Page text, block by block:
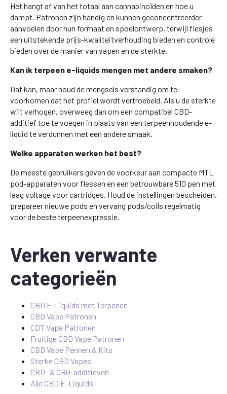
Het hangt af van het totaal aan cannabinoïden en hoe u
dampt. Patronen zijn handig en kunnen geconcentreerder
aanvoelen door hun formaat en spoelontwerp, terwijl flesjes
een uitstekende prijs-kwaliteitverhouding bieden en controle
bieden over de manier van vapen en de sterkte.
Kan ik terpeen e-liquids mengen met andere smaken?
Dat kan, maar houd de mengsels verstandig om te
voorkomen dat het profiel wordt vertroebeld. Als u de sterkte
wilt verhogen, overweeg dan om een compatibel CBD-
additief toe te voegen in plaats van een terpeenhoudende e-
liquid te verdunnen met een andere smaak.
Welke apparaten werken het best?
De meeste gebruikers geven de voorkeur aan compacte MTL
pod-apparaten voor flessen en een betrouwbare 510 pen met
laag voltage voor cartridges. Houd de instellingen bescheiden,
prepareer nieuwe pods en vervang pods/coils regelmatig
voor de beste terpeenexpressie.
Verken verwante
categorieën
CBD E-Liquids met Terpenen
CBD Vape Patronen
CDT Vape Patronen
Fruitige CBD Vape Patronen
CBD Vape Pennen & Kits
Sterke CBD Vapes
CBD- & CBG-additieven
Alle CBD E-Liquids